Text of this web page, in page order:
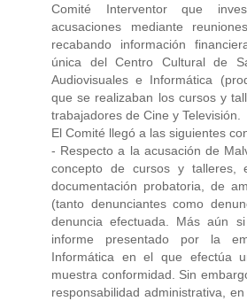
Comité Interventor que
acusaciones mediante
recabando información
única del Centro Cultural de
Audiovisuales e Informática
que se realizaban los cursos y
trabajadores de Cine y Televisión.
El Comité llegó a las siguientes
- Respecto a la acusación de
concepto de cursos y talleres,
documentación probatoria, de
(tanto denunciantes como
denuncia efectuada. Más aún
informe presentado por la
Informática en el que efectúa
muestra conformidad. Sin
responsabilidad administrativa,